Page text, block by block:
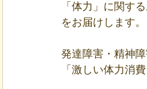
「体力」に関す
をお届けします。
発達障害・精神
「激しい体力消